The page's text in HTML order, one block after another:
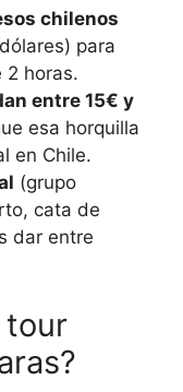
chilenos
para
2 horas.
entre 15€ y
esa horquilla
en Chile.
(grupo
cata de
dar entre
tour